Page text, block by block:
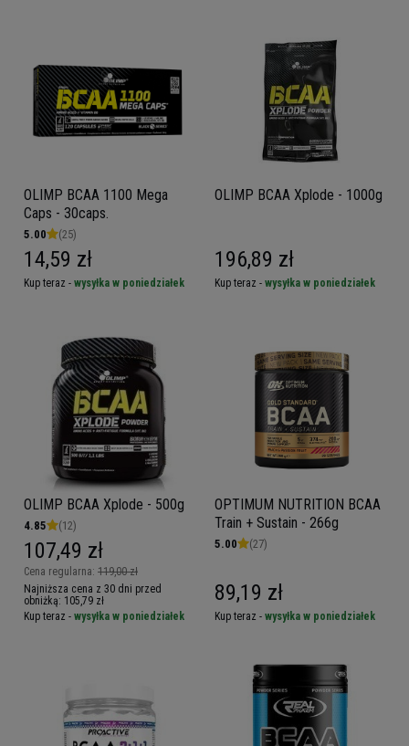
OLIMP BCAA 1100 Mega
Caps - 30caps.
5.00 (25)
14,59 zł
Kup teraz - wysyłka w poniedziałek
OLIMP BCAA Xplode - 1000g
196,89 zł
Kup teraz - wysyłka w poniedziałek
OLIMP BCAA Xplode - 500g
4.85 (12)
Cena regularna: 119,00 zł
107,49 zł
Najniższa cena z 30 dni przed
obniżką: 105,79 zł
Kup teraz - wysyłka w poniedziałek
OPTIMUM NUTRITION BCAA
Train + Sustain - 266g
5.00 (27)
89,19 zł
Kup teraz - wysyłka w poniedziałek